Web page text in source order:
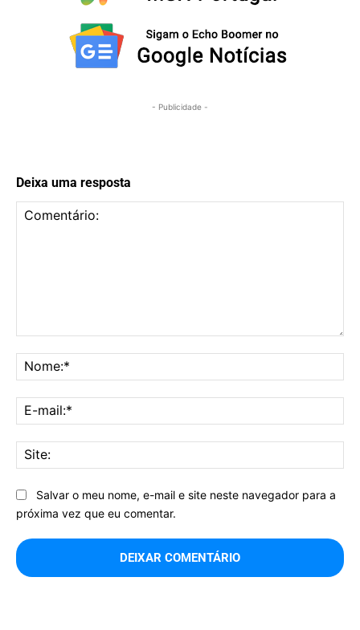
- Publicidade -
Deixa uma resposta
Salvar o meu nome, e-mail e site neste navegador para a
próxima vez que eu comentar.